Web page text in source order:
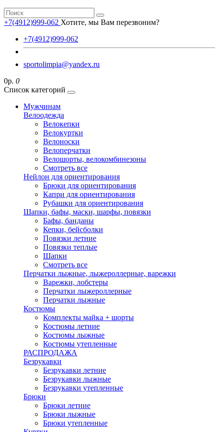
+7(4912)999-062 Хотите, мы Вам перезвоним?
+7(4912)999-062
sportolimpia@yandex.ru
0р. 0
Список категорий
Мужчинам
Велоодежда
Велокепки
Велокуртки
Велоноски
Велоперчатки
Велошорты, велокомбинезоны
Смотреть все
Нейлон для ориентирования
Брюки для ориентирования
Капри для ориентирования
Рубашки для ориентирования
Шапки, бафы, маски, шарфы, повязки
Бафы, банданы
Кепки, бейсболки
Повязки летние
Повязки теплые
Шапки
Смотреть все
Перчатки лыжные, лыжероллерные, варежки
Варежки, лобстеры
Перчатки лыжероллерные
Перчатки лыжные
Костюмы
Комплекты майка + шорты
Костюмы летние
Костюмы лыжные
Костюмы утепленные
РАСПРОДАЖА
Безрукавки
Безрукавки летние
Безрукавки лыжные
Безрукавки утепленные
Брюки
Брюки летние
Брюки лыжные
Брюки утепленные